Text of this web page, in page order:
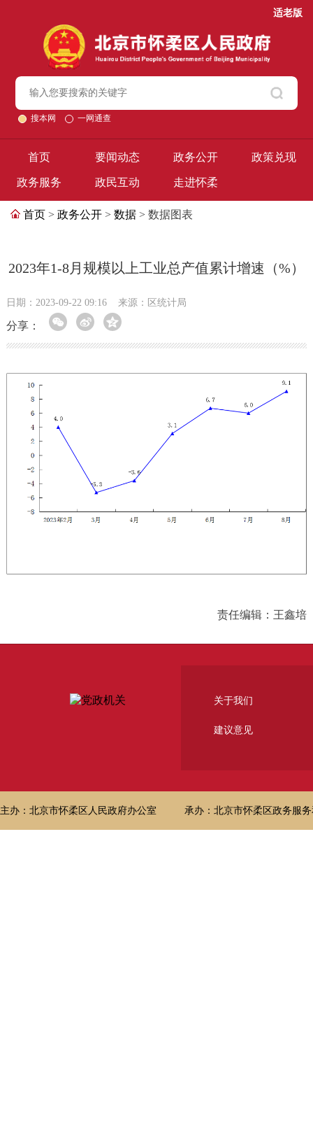
适老版
搜本网 一网通查
首页 要闻动态 政务公开 政策兑现
政务服务 政民互动 走进怀柔
首页 > 政务公开 > 数据 > 数据图表
2023年1-8月规模以上工业总产值累计增速（%）
日期：2023-09-22 09:16 来源：区统计局
分享：
责任编辑：王鑫培
关于我们
建议意见
主办：北京市怀柔区人民政府办公室 承办：北京市怀柔区政务服